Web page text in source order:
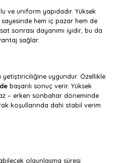
ve uniform yapıdadır. Yüksek
hem iç pazar hem de
sonrası dayanımı iyidir, bu da
sağlar.
uygundur. Özellikle
başarılı sonuç verir. Yüksek
– erken sonbahar döneminde
koşullarında dahi stabil verim
olgunlaşma süresi